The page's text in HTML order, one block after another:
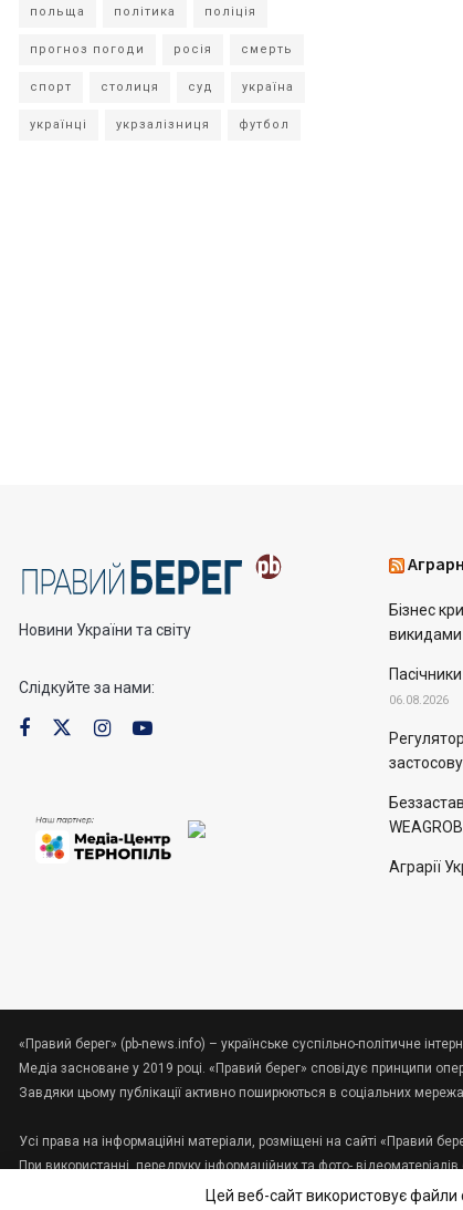
польща політика поліція
прогноз погоди росія смерть
спорт столиця суд україна
українці укрзалізниця футбол
Новини України та світу
Слідкуйте за нами:
Бізнес
викидами
06.08.2026
Аграрії
«Правий берег» (pb-news.info) – українське суспільно-політичне
Медіа засноване у 2019 році. «Правий берег» сповідує принципи
Завдяки цьому публікації активно поширюються в соціальних
Усі права на інформаційні матеріали, розміщені на сайті «Правий
При використанні, передруку інформаційних та фото-
tenews.te.ua@gmail.com
Цей веб-сайт використовує